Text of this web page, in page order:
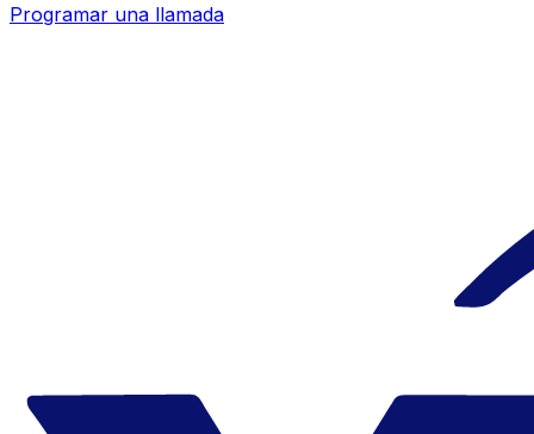
Programar una llamada